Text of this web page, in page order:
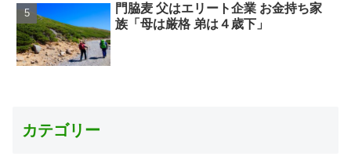
門脇麦 父はエリート企業 お金持ち家
族「母は厳格 弟は４歳下」
カテゴリー